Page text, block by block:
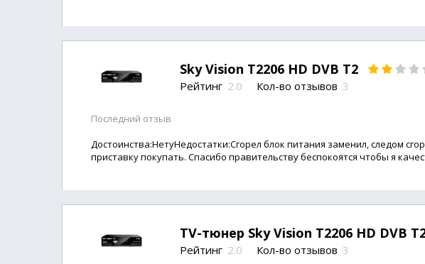
Sky Vision T2206 HD DVB T2
Рейтинг 2.0 Кол-во отзывов 3
Последний отзыв
Достоинства:НетуНедостатки:Сгорел блок питания заменил, следом
приставку покупать. Спасибо правительству беспокоятся чтобы я
TV-тюнер Sky Vision T2206 HD DVB
Рейтинг 2.0 Кол-во отзывов 3